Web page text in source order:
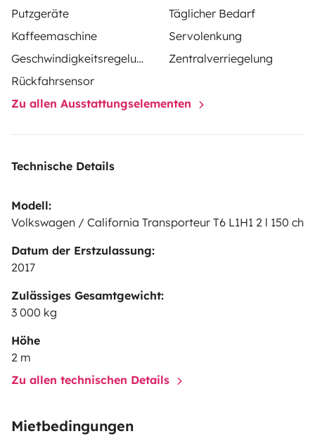
Putzgeräte
Täglicher Bedarf
Kaffeemaschine
Servolenkung
Geschwindigkeitsregelung
Zentralverriegelung
Rückfahrsensor
Zu allen Ausstattungselementen
Technische Details
Modell:
Volkswagen / California Transporteur T6 L1H1 2 l 150 ch
Datum der Erstzulassung:
2017
Zulässiges Gesamtgewicht:
3 000 kg
Höhe
2 m
Zu allen technischen Details
Mietbedingungen